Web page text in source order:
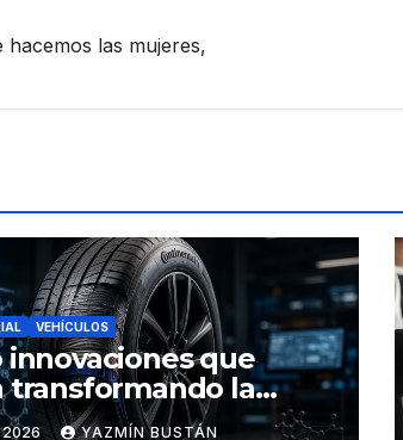
hacemos las mujeres,
VEHÍCULOS
innovaciones que
transformando la
de los neumáticos y
2026 YAZMÍN BUSTÁN